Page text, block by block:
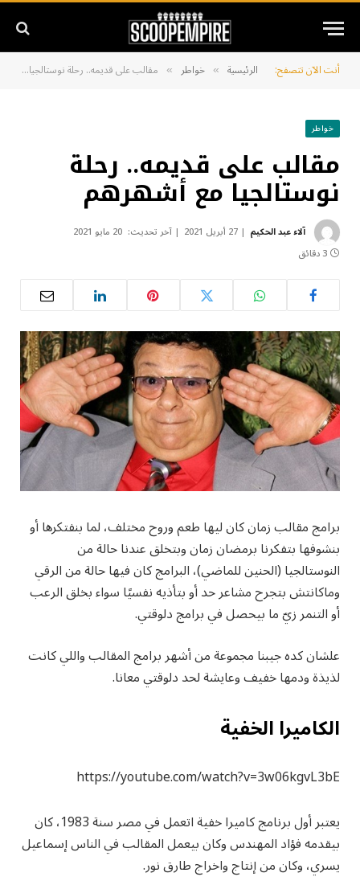
أنت الآن تتصفح: الرئيسية » خواطر » مقالب على قديمه.. رحلة نوستالجيا مع أشهرهم
خواطر
مقالب على قديمه.. رحلة
نوستالجيا مع أشهرهم
آلاء عبد الحكيم 27 أبريل 2021 آخر تحديث: 20 مايو 2021
3 دقائق
برامج مقالب زمان كان ليها طعم وروح مختلف، لما بنفتكرها أو
بنشوفها بتفكرنا برمضان زمان وبتخلق عندنا حالة من
النوستالجيا (الحنين للماضي)، البرامج كان فيها حالة من الرقي
وماكانتش بتجرح مشاعر حد أو بتأذيه نفسيًا سواء بخلق الرعب
أو التنمر زيّ ما بيحصل في برامج دلوقتي.
علشان كده جيبنا مجموعة من أشهر برامج المقالب واللي كانت
لذيذة ودمها خفيف وعايشة لحد دلوقتي معانا.
الكاميرا الخفية
https://youtube.com/watch?v=3w06kgvL3bE
يعتبر أول برنامج كاميرا خفية اتعمل في مصر سنة 1983، كان
بيقدمه فؤاد المهندس وكان بيعمل المقالب في الناس إسماعيل
يسري، وكان من إنتاج واخراج طارق نور.